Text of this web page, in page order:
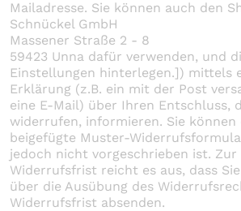
Mailadresse. Sie können auch den
Schnückel GmbH
Massener Straße 2 - 8
59423 Unna dafür verwenden, und
Einstellungen hinterlegen.]) mittels
Erklärung (z.B. ein mit der Post
eine E-Mail) über Ihren Entschluss,
widerrufen, informieren. Sie können
beigefügte Muster-
jedoch nicht vorgeschrieben ist. Zur
Widerrufsfrist reicht es aus, dass
über die Ausübung des
Widerrufsfrist absenden.